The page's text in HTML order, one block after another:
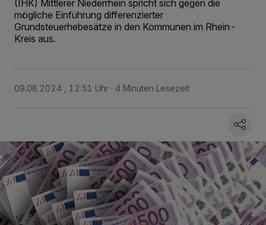
(IHK) Mittlerer Niederrhein spricht sich gegen die
mögliche Einführung differenzierter
Grundsteuerhebesätze in den Kommunen im Rhein-
Kreis aus.
09.08.2024 , 12:51 Uhr 4 Minuten Lesezeit